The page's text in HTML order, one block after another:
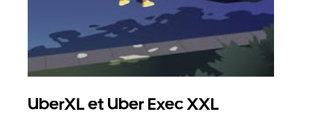
UberXL et Uber Exec XXL